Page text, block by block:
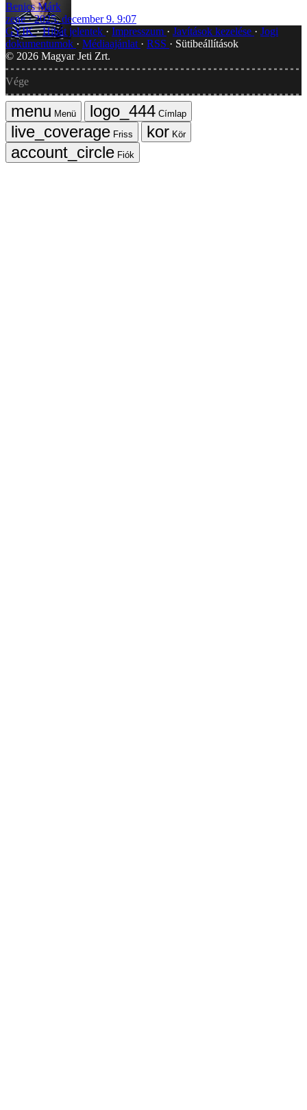
Benics Márk
zene
2025. december 9. 9:07
GYIK Hibát jelentek Impresszum Javítások kezelése
Jogi
dokumentumok
Médiaajánlat RSS
Sütibeállítások
© 2026 Magyar Jeti Zrt.
Vége
Menü
Címlap
Friss
Kör
Fiók